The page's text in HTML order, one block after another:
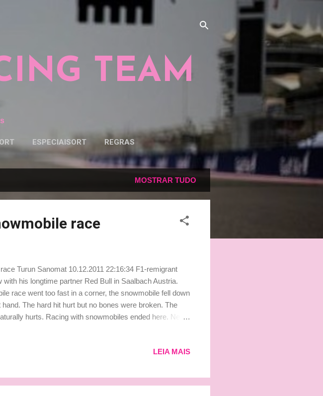
TEAM
ESPECIAISORT REGRAS
MOSTRAR TUDO
race
Turun Sanomat 10.12.2011 22:16:34 F1-remigrant
his longtime partner Red Bull in Saalbach Austria.
race went too fast in a corner, the snowmobile fell down
The hard hit hurt but no bones were broken. The
hurts. Racing with snowmobiles ended here. News
information through twitter. – We just talked with Kimi.
Sanomat/ Tradução para o Inglês: Nicole Confesso que
LEIA MAIS